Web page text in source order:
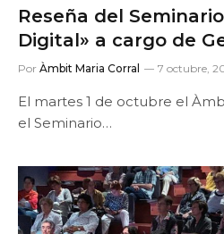
Reseña del
Digital» a cargo de
Por Àmbit Maria Corral 7 octubre,
El martes 1 de octubre el
el Seminario…